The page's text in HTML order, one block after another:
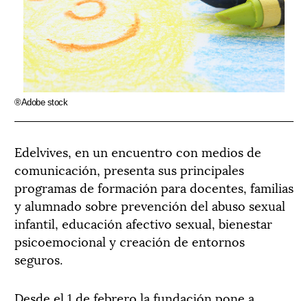
®Adobe stock
Edelvives, en un encuentro con medios de
comunicación, presenta sus principales
programas de formación para docentes, familias
y alumnado sobre prevención del abuso sexual
infantil, educación afectivo sexual, bienestar
psicoemocional y creación de entornos
seguros.
Desde el 1 de febrero la fundación pone a